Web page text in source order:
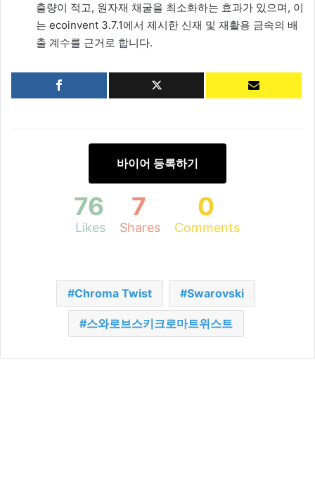
출량이 적고, 원자재 채굴을 최소화하는 효과가 있으며, 이
는 ecoinvent 3.7.1에서 제시한 신재 및 재활용 금속의 배
출 계수를 근거로 합니다.
바이어 등록하기
76
Likes
7
Shares
0
Comments
Chroma Twist Swarovski
스와로브스키크로마트위스트